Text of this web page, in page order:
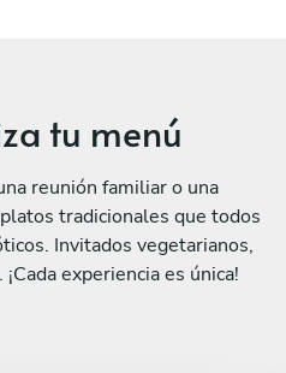
tu menú
reunión familiar o una
tradicionales que todos
Invitados vegetarianos,
experiencia es única!